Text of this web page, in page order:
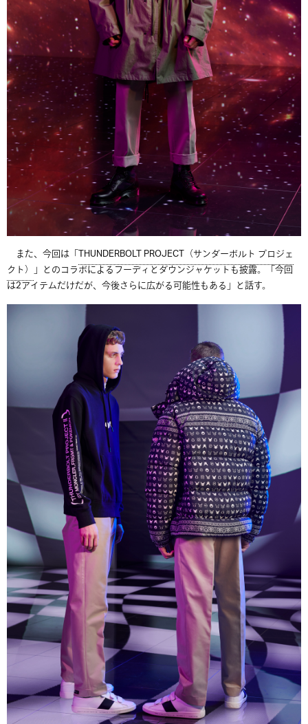
また、今回は「THUNDERBOLT PROJECT（サンダーボルト プロジェ
クト） 」とのコラボによるフーディとダウンジャケットも披露。「今回
は2アイテムだけだが、今後さらに広がる可能性もある」と話す。